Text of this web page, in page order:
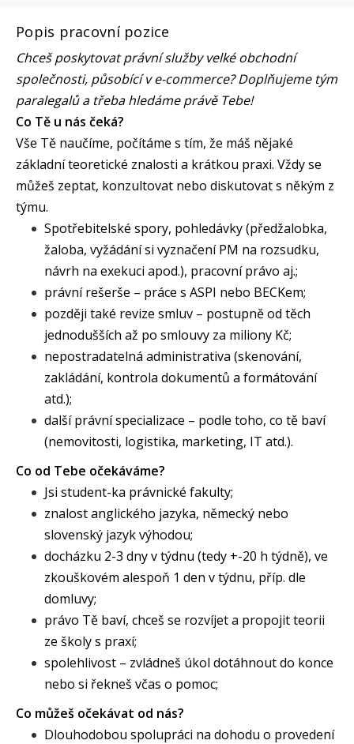
Popis pracovní pozice
Chceš poskytovat právní služby velké obchodní
společnosti, působící v e-commerce? Doplňujeme tým
paralegalů a třeba hledáme právě Tebe!
Co Tě u nás čeká?
Vše Tě naučíme, počítáme s tím, že máš nějaké
základní teoretické znalosti a krátkou praxi. Vždy se
můžeš zeptat, konzultovat nebo diskutovat s někým z
týmu.
Spotřebitelské spory, pohledávky (předžalobka,
žaloba, vyžádání si vyznačení PM na rozsudku,
návrh na exekuci apod.), pracovní právo aj.;
právní rešerše – práce s ASPI nebo BECKem;
později také revize smluv – postupně od těch
jednodušších až po smlouvy za miliony Kč;
nepostradatelná administrativa (skenování,
zakládání, kontrola dokumentů a formátování
atd.);
další právní specializace – podle toho, co tě baví
(nemovitosti, logistika, marketing, IT atd.).
Co od Tebe očekáváme?
Jsi student-ka právnické fakulty;
znalost anglického jazyka, německý nebo
slovenský jazyk výhodou;
docházku 2-3 dny v týdnu (tedy +-20 h týdně), ve
zkouškovém alespoň 1 den v týdnu, příp. dle
domluvy;
právo Tě baví, chceš se rozvíjet a propojit teorii
ze školy s praxí;
spolehlivost – zvládneš úkol dotáhnout do konce
nebo si řekneš včas o pomoc;
Co můžeš očekávat od nás?
Dlouhodobou spolupráci na dohodu o provedení